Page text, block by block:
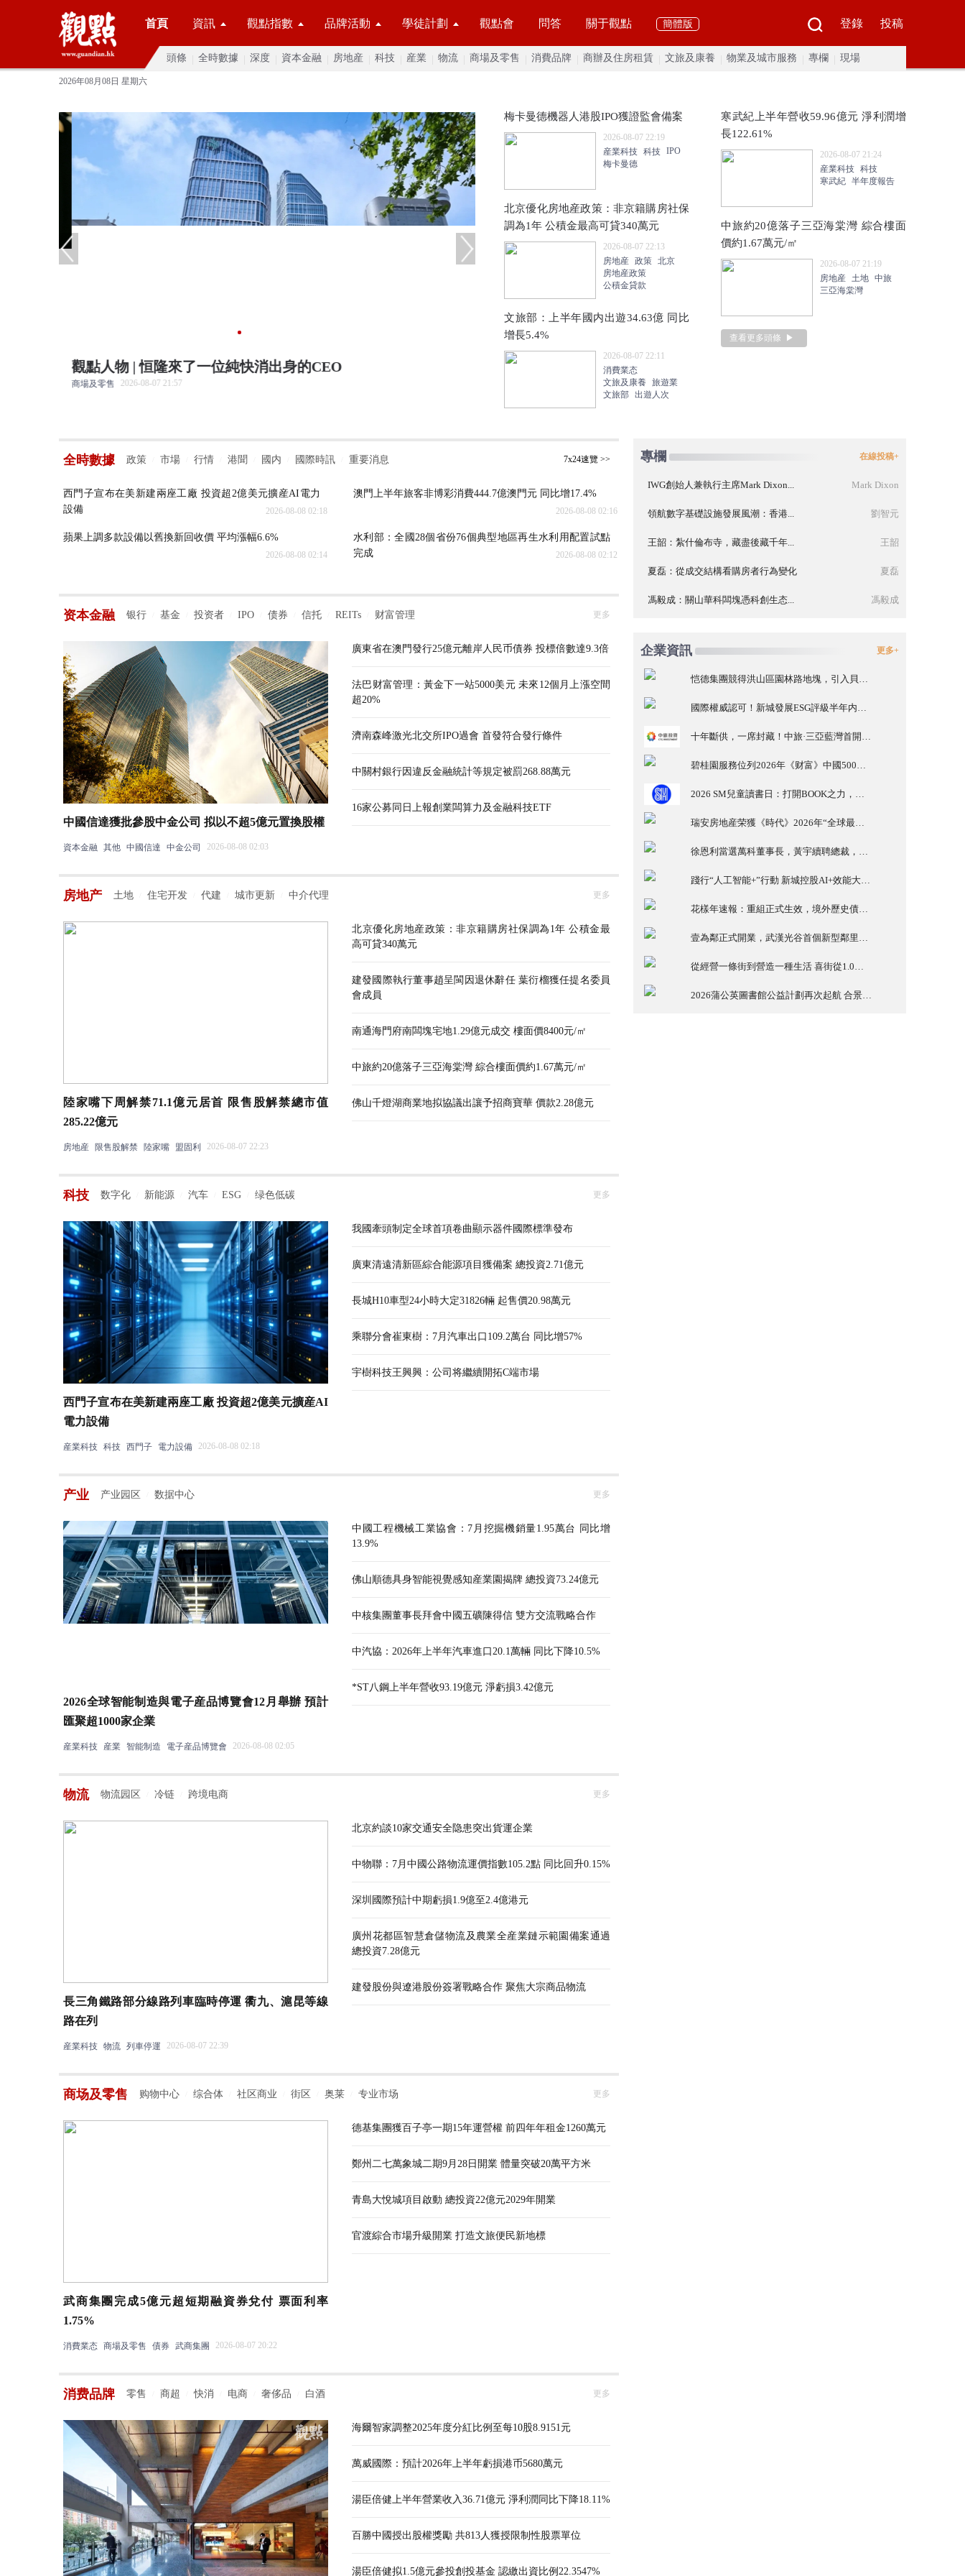
首頁 資訊 觀點指數 品牌活動 學徒計劃 觀點會 問答 關于觀點 簡體版 登錄 投稿
頭條 全時數據 深度 資本金融 房地産 科技 産業 物流 商場及零售 消費品牌 商辦及住房租賃 文旅及康養 物業及城市服務 專欄 現場
2026年08月08日 星期六
觀點人物 | 恒隆來了一位純快消出身的CEO
商場及零售 2026-08-07 21:57
7月極致補倉 中海單月拿地金額為上半年兩倍
梅卡曼德機器人港股IPO獲證監會備案
2026-08-07 22:19
産業科技 科技 IPO
梅卡曼德
北京優化房地産政策：非京籍購房社保
調為1年 公積金最高可貸340萬元
2026-08-07 22:13
房地産 政策 北京
房地産政策
公積金貸款
文旅部：上半年國内出遊34.63億 同比
增長5.4%
2026-08-07 22:11
消費業态
文旅及康養 旅遊業
文旅部 出遊人次
寒武紀上半年營收59.96億元 淨利潤增
長122.61%
2026-08-07 21:24
産業科技 科技
寒武紀 半年度報告
中旅約20億落子三亞海棠灣 綜合樓面
價約1.67萬元/㎡
2026-08-07 21:19
房地産 土地 中旅
三亞海棠灣
查看更多頭條 ▶
全時數據 政策 市場 行情 港聞 國内 國際時訊 重要消息 7x24速覽 >>
西門子宣布在美新建兩座工廠 投資超2億美元擴産AI電力
設備
2026-08-08 02:18
澳門上半年旅客非博彩消費444.7億澳門元 同比增17.4%
2026-08-08 02:16
蘋果上調多款設備以舊換新回收價 平均漲幅6.6%
2026-08-08 02:14
水利部：全國28個省份76個典型地區再生水利用配置試點
完成
2026-08-08 02:12
资本金融 银行 基金 投资者 IPO 债券 信托 REITs 财富管理 更多
中國信達獲批參股中金公司 拟以不超5億元置換股權
資本金融 其他 中國信達 中金公司 2026-08-08 02:03
廣東省在澳門發行25億元離岸人民币債券 投標倍數達9.3倍
法巴财富管理：黃金下一站5000美元 未來12個月上漲空間
超20%
濟南森峰激光北交所IPO過會 首發符合發行條件
中關村銀行因違反金融統計等規定被罰268.88萬元
16家公募同日上報創業闆算力及金融科技ETF
房地产 土地 住宅开发 代建 城市更新 中介代理 更多
陸家嘴下周解禁71.1億元居首 限售股解禁總市值
285.22億元
房地産 限售股解禁 陸家嘴 盟固利 2026-08-07 22:23
北京優化房地産政策：非京籍購房社保調為1年 公積金最
高可貸340萬元
建發國際執行董事趙呈閩因退休辭任 葉衍榴獲任提名委員
會成員
南通海門府南闆塊宅地1.29億元成交 樓面價8400元/㎡
中旅約20億落子三亞海棠灣 綜合樓面價約1.67萬元/㎡
佛山千燈湖商業地拟協議出讓予招商寶華 價款2.28億元
科技 数字化 新能源 汽车 ESG 绿色低碳 更多
西門子宣布在美新建兩座工廠 投資超2億美元擴産AI
電力設備
産業科技 科技 西門子 電力設備 2026-08-08 02:18
我國牽頭制定全球首項卷曲顯示器件國際標準發布
廣東清遠清新區綜合能源項目獲備案 總投資2.71億元
長城H10車型24小時大定31826輛 起售價20.98萬元
乘聯分會崔東樹：7月汽車出口109.2萬台 同比增57%
宇樹科技王興興：公司将繼續開拓C端市場
产业 产业园区 数据中心 更多
2026全球智能制造與電子産品博覽會12月舉辦 預計
匯聚超1000家企業
産業科技 産業 智能制造 電子産品博覽會 2026-08-08 02:05
中國工程機械工業協會：7月挖掘機銷量1.95萬台 同比增
13.9%
佛山順德具身智能視覺感知産業園揭牌 總投資73.24億元
中核集團董事長拜會中國五礦陳得信 雙方交流戰略合作
中汽協：2026年上半年汽車進口20.1萬輛 同比下降10.5%
*ST八鋼上半年營收93.19億元 淨虧損3.42億元
物流 物流园区 冷链 跨境电商 更多
長三角鐵路部分線路列車臨時停運 衢九、滬昆等線
路在列
産業科技 物流 列車停運 2026-08-07 22:39
北京約談10家交通安全隐患突出貨運企業
中物聯：7月中國公路物流運價指數105.2點 同比回升0.15%
深圳國際預計中期虧損1.9億至2.4億港元
廣州花都區智慧倉儲物流及農業全産業鏈示範園備案通過
總投資7.28億元
建發股份與遼港股份簽署戰略合作 聚焦大宗商品物流
商场及零售 购物中心 综合体 社区商业 街区 奥莱 专业市场 更多
武商集團完成5億元超短期融資券兌付 票面利率
1.75%
消費業态 商場及零售 債券 武商集團 2026-08-07 20:22
德基集團獲百子亭一期15年運營權 前四年年租金1260萬元
鄭州二七萬象城二期9月28日開業 體量突破20萬平方米
青島大悅城項目啟動 總投資22億元2029年開業
官渡綜合市場升級開業 打造文旅便民新地標
消费品牌 零售 商超 快消 电商 奢侈品 白酒 更多
海爾智家調整2025年度分紅比例至每10股8.9151元
萬威國際：預計2026年上半年虧損港币5680萬元
湯臣倍健上半年營業收入36.71億元 淨利潤同比下降18.11%
百勝中國授出股權獎勵 共813人獲授限制性股票單位
湯臣倍健拟1.5億元參投創投基金 認繳出資比例22.3547%
專欄 在線投稿+
IWG創始人兼執行主席Mark Dixon... Mark Dixon
領航數字基礎設施發展風潮：香港... 劉智元
王韶：紮什倫布寺，藏盡後藏千年... 王韶
夏磊：從成交結構看購房者行為變化 夏磊
馮毅成：關山華科闆塊憑科創生态... 馮毅成
企業資訊 更多+